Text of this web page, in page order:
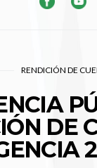
RENDICIÓN DE
DE